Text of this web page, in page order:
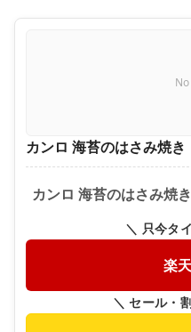
カンロ 海苔のはさみ焼き
カンロ 海苔のはさみ焼
＼ 只今タ
楽
＼ セール・